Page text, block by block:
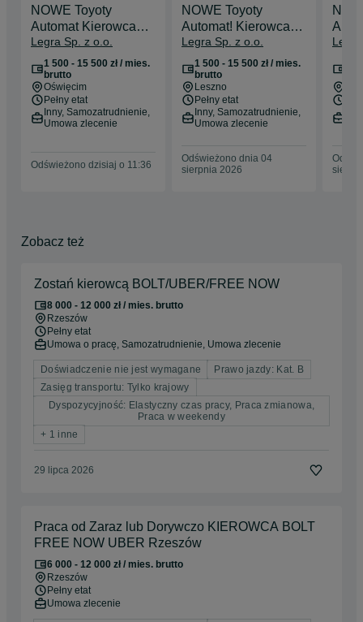
NOWE Toyoty
Automat Kierowca
TAXI Uber/Bolt/FN
OŚWIĘCIM – Zero
kosztów
Legra Sp. z o.o.
1 500 - 15 500 zł / mies.
brutto
Oświęcim
Pełny etat
Inny, Samozatrudnienie,
Umowa zlecenie
Odświeżono dzisiaj o 11:36
NOWE Toyoty
Automat! Kierowca
TAXI Uber/Bolt/FN
LESZNO – Zero
kosztów!
Legra Sp. z o.o.
1 500 - 15 500 zł / mies.
brutto
Leszno
Pełny etat
Inny, Samozatrudnienie,
Umowa zlecenie
Odświeżono dnia 04
sierpnia 2026
Zobacz też
Zostań kierowcą BOLT/UBER/FREE NOW
8 000 - 12 000 zł / mies. brutto
Rzeszów
Pełny etat
Umowa o pracę, Samozatrudnienie, Umowa zlecenie
Doświadczenie nie jest wymagane
Prawo jazdy: Kat. B
Zasięg transportu: Tylko krajowy
Dyspozycyjność: Elastyczny czas pracy, Praca zmianowa,
Praca w weekendy
+ 1 inne
29 lipca 2026
Praca od Zaraz lub Dorywczo KIEROWCA BOLT
FREE NOW UBER Rzeszów
6 000 - 12 000 zł / mies. brutto
Rzeszów
Pełny etat
Umowa zlecenie